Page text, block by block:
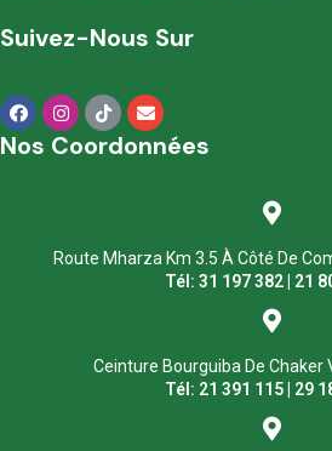
Suivez-Nous Sur
Nos Coordonnées
Route Mharza Km 3.5 À Côté De
Tél: 31 197 382 | 21
Ceinture Bourguiba De Chaker
Tél: 21 391 115 | 29